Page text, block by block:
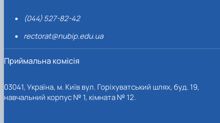
(044) 527-82-42
rectorat@nubip.edu.ua
Приймальна комісія
03041, Україна, м. Київ вул. Горіхуватський шлях, буд. 19,
навчальний корпус № 1, кімната № 12.